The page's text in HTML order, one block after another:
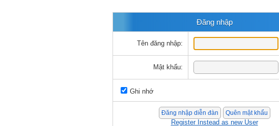
Đăng nhập
Tên đăng nhập:
Mật khẩu:
Ghi nhớ
Register Instead as new User